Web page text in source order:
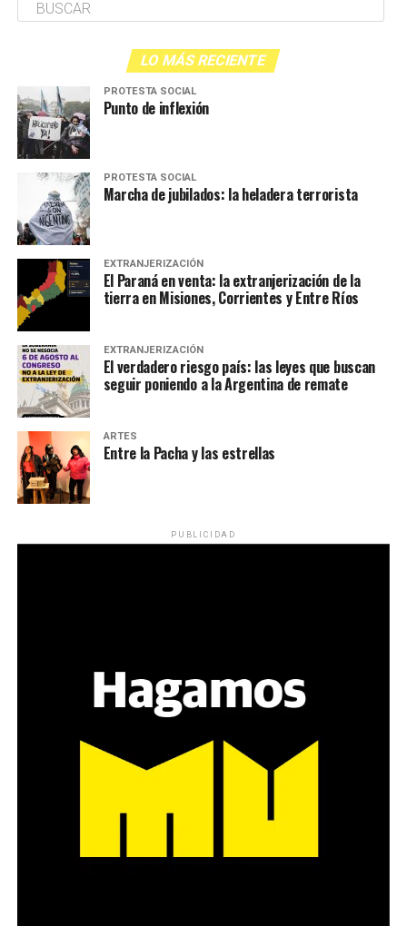
LO MÁS RECIENTE
PROTESTA SOCIAL
Punto de inflexión
PROTESTA SOCIAL
Marcha de jubilados: la heladera terrorista
EXTRANJERIZACIÓN
El Paraná en venta: la extranjerización de la
tierra en Misiones, Corrientes y Entre Ríos
EXTRANJERIZACIÓN
El verdadero riesgo país: las leyes que buscan
seguir poniendo a la Argentina de remate
ARTES
Entre la Pacha y las estrellas
PUBLICIDAD